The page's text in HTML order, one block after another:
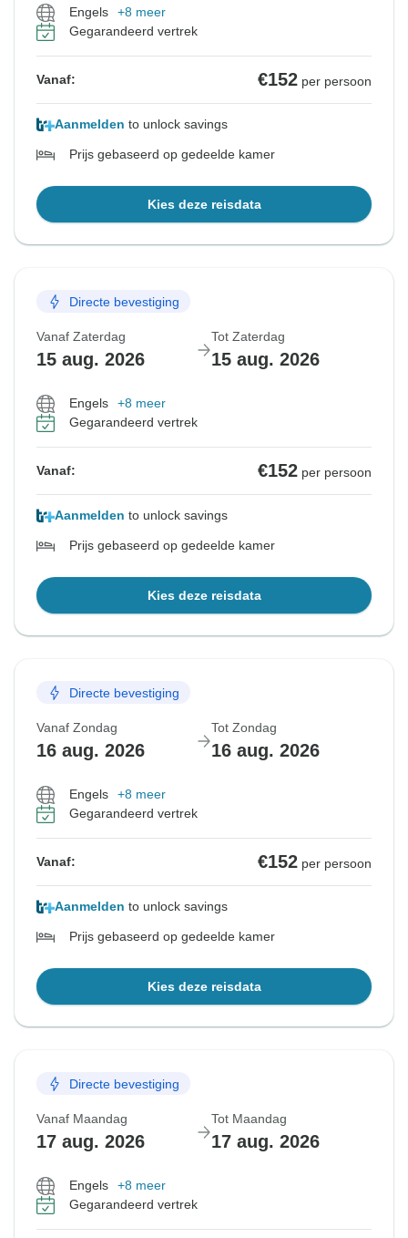
Engels
+8 meer
Gegarandeerd vertrek
Vanaf: €152 per persoon
Aanmelden to unlock savings
Prijs gebaseerd op gedeelde kamer
Kies deze reisdata
Directe bevestiging
Vanaf Zaterdag
15 aug. 2026
Tot Zaterdag
15 aug. 2026
Engels
+8 meer
Gegarandeerd vertrek
Vanaf: €152 per persoon
Aanmelden to unlock savings
Prijs gebaseerd op gedeelde kamer
Kies deze reisdata
Directe bevestiging
Vanaf Zondag
16 aug. 2026
Tot Zondag
16 aug. 2026
Engels
+8 meer
Gegarandeerd vertrek
Vanaf: €152 per persoon
Aanmelden to unlock savings
Prijs gebaseerd op gedeelde kamer
Kies deze reisdata
Directe bevestiging
Vanaf Maandag
17 aug. 2026
Tot Maandag
17 aug. 2026
Engels
+8 meer
Gegarandeerd vertrek